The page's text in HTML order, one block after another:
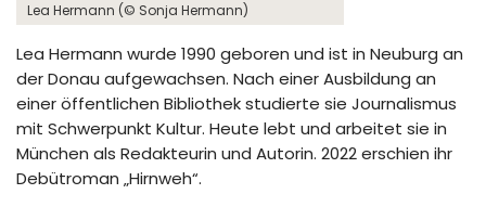
Lea Hermann (© Sonja Hermann)
Lea Hermann wurde 1990 geboren und ist in Neuburg an
der Donau aufgewachsen. Nach einer Ausbildung an
einer öffentlichen Bibliothek studierte sie Journalismus
mit Schwerpunkt Kultur. Heute lebt und arbeitet sie in
München als Redakteurin und Autorin. 2022 erschien ihr
Debütroman „Hirnweh“.